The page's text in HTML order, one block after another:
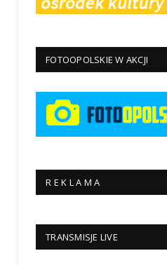
FOTOOPOLSKIE W AKCJI
R E K L A M A
TRANSMISJE LIVE